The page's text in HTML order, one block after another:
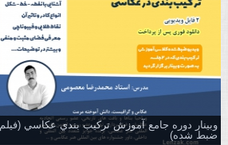
وبینار دوره جامع آموزش تركيب بندي عكاسي (فیلم
ضبط شده)